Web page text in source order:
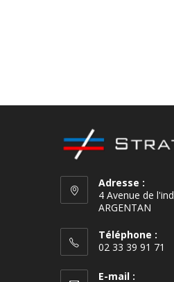
Adresse :
4 Avenue de
ARGENTAN
Téléphone :
02 33 39 91 71
E-mail :